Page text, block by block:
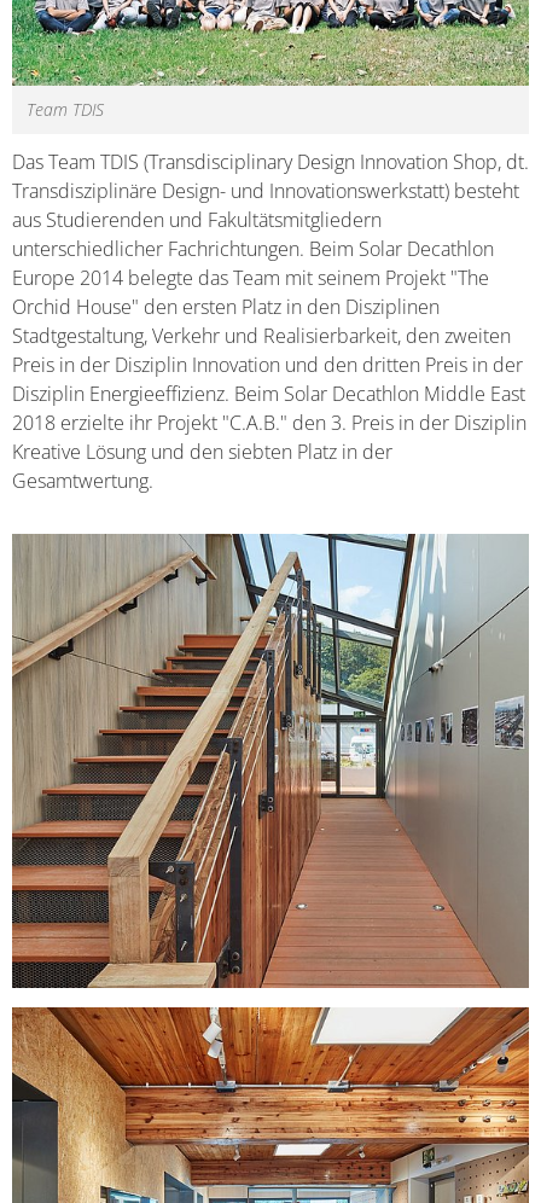
Team TDIS
Das Team TDIS (Transdisciplinary Design Innovation Shop, dt.
Transdisziplinäre Design- und Innovationswerkstatt) besteht
aus Studierenden und Fakultätsmitgliedern
unterschiedlicher Fachrichtungen. Beim Solar Decathlon
Europe 2014 belegte das Team mit seinem Projekt "The
Orchid House" den ersten Platz in den Disziplinen
Stadtgestaltung, Verkehr und Realisierbarkeit, den zweiten
Preis in der Disziplin Innovation und den dritten Preis in der
Disziplin Energieeffizienz. Beim Solar Decathlon Middle East
2018 erzielte ihr Projekt "C.A.B." den 3. Preis in der Disziplin
Kreative Lösung und den siebten Platz in der
Gesamtwertung.